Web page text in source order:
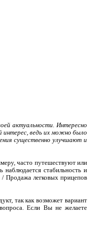
актуальности. Интересно
интерес, ведь их можно было
существенно улучшают и
часто путешествуют или
наблюдается стабильность и
/ Продажа легковых прицепов
так как возможет вариант
Если Вы не желаете